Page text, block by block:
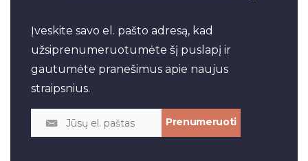
Įveskite savo el. pašto adresą, kad
užsiprenumeruotumėte šį puslapį ir
gautumėte pranešimus apie naujus
straipsnius.